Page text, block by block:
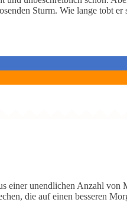
Sturm. Wie lange tobt er
einer unendlichen Anzahl von
die auf einen besseren